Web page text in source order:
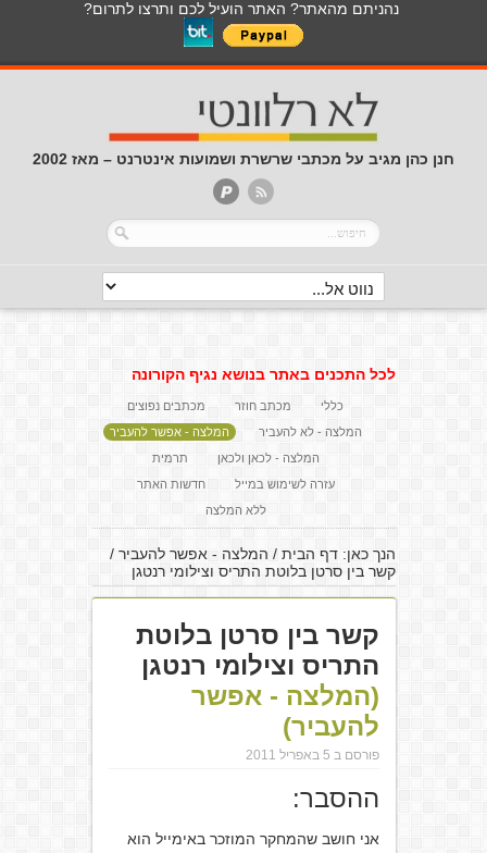
נהניתם מהאתר? האתר הועיל לכם ותרצו לתרום?
חנן כהן מגיב על מכתבי שרשרת ושמועות אינטרנט – מאז 2002
לכל התכנים באתר בנושא נגיף הקורונה
כללי מכתב חוזר
מכתבים נפוצים
המלצה - לא להעביר
המלצה - אפשר להעביר
המלצה - לכאן ולכאן
תרמית
עזרה לשימוש במייל
חדשות האתר
ללא המלצה
הנך כאן:דף הבית / המלצה - אפשר להעביר /
קשר בין סרטן בלוטת התריס וצילומי רנטגן
קשר בין סרטן בלוטת
התריס וצילומי רנטגן
(המלצה - אפשר
להעביר)
פורסם ב 5 באפריל 2011
ההסבר:
אני חושב שהמחקר המוזכר באימייל הוא